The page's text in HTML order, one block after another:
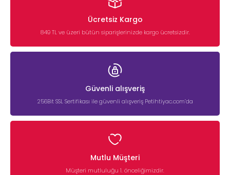
Ücretsiz Kargo
849 TL ve üzeri bütün siparişlerinizde kargo ücretsizdir.
Güvenli alışveriş
256Bit SSL Sertifikası ile güvenli alışveriş Petihtiyac.com’da
Mutlu Müşteri
Müşteri mutluluğu 1. önceliğimizdir.